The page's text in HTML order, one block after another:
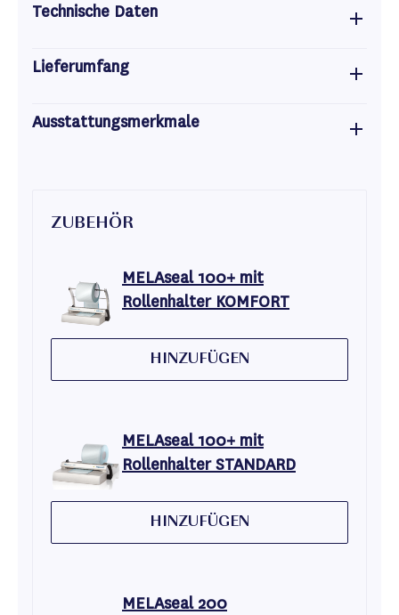
Technische Daten
Lieferumfang
Ausstattungsmerkmale
ZUBEHÖR
MELAseal 100+ mit
Rollenhalter KOMFORT
HINZUFÜGEN
MELAseal 100+ mit
Rollenhalter STANDARD
HINZUFÜGEN
MELAseal 200